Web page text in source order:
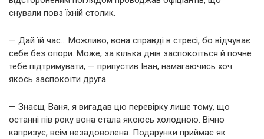
снували повз їхній столик.
— Дай їй час… Можливо, вона справді в стресі, бо відчуває
себе без опори. Може, за кілька днів заспокоїться й почне
тебе підтримувати, — припустив Іван, намагаючись хоч
якось заспокоїти друга.
— Знаєш, Ваня, я вигадав цю перевірку лише тому, що
останні пів року вона стала якоюсь холодною. Вічно
капризує, всім незадоволена. Подарунки приймає як